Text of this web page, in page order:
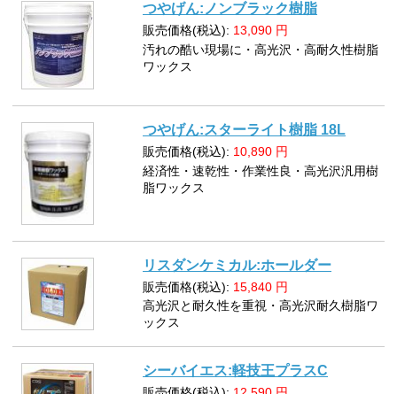
つやげん:ノンブラック樹脂
販売価格(税込): 13,090 円
汚れの酷い現場に・高光沢・高耐久性樹脂
ワックス
つやげん:スターライト樹脂 18L
販売価格(税込): 10,890 円
経済性・速乾性・作業性良・高光沢汎用樹
脂ワックス
リスダンケミカル:ホールダー
販売価格(税込): 15,840 円
高光沢と耐久性を重視・高光沢耐久樹脂ワ
ックス
シーバイエス:軽技王プラスC